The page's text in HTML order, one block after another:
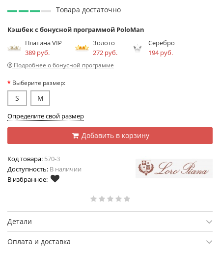
Товара достаточно
Кэшбек с бонусной программой PoloMan
Платина VIP
389 руб.
Золото
272 руб.
Серебро
194 руб.
Подробнее о бонусной программе
Выберите размер:
S M
Определите свой размер
Добавить в корзину
Код товара: 570-3
Доступность: В наличии
В избранное:
Детали
Оплата и доставка